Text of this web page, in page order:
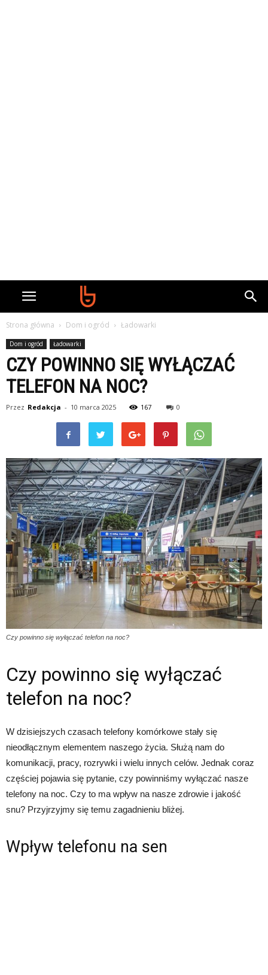
Strona główna Dom i ogród Ładowarki
Dom i ogród Ładowarki
CZY POWINNO SIĘ WYŁĄCZAĆ
TELEFON NA NOC?
Przez Redakcja - 10 marca 2025 167 0
Czy powinno się wyłączać telefon na noc?
Czy powinno się wyłączać
telefon na noc?
W dzisiejszych czasach telefony komórkowe stały się
nieodłącznym elementem naszego życia. Służą nam do
komunikacji, pracy, rozrywki i wielu innych celów. Jednak coraz
częściej pojawia się pytanie, czy powinniśmy wyłączać nasze
telefony na noc. Czy to ma wpływ na nasze zdrowie i jakość
snu? Przyjrzyjmy się temu zagadnieniu bliżej.
Wpływ telefonu na sen